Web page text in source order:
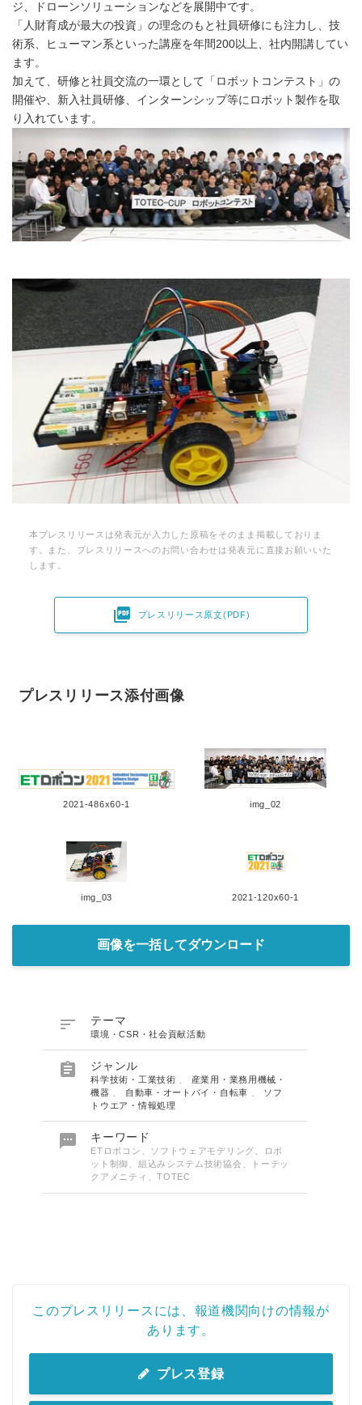
ジ、ドローンソリューションなどを展開中です。
「人財育成が最大の投資」の理念のもと社員研修にも注力し、技
術系、ヒューマン系といった講座を年間200以上、社内開講してい
ます。
加えて、研修と社員交流の一環として「ロボットコンテスト」の
開催や、新入社員研修、インターンシップ等にロボット製作を取
り入れています。
本プレスリリースは発表元が入力した原稿をそのまま掲載しておりま
す。また、プレスリリースへのお問い合わせは発表元に直接お願いいた
します。
 プレスリリース原文(PDF)
プレスリリース添付画像
2021-486x60-1 img_02
img_03 2021-120x60-1
画像を一括してダウンロード
 テーマ
環境・CSR・社会貢献活動
 ジャンル
科学技術・工業技術
産業用・業務用機械・
機器
自動車・オートバイ・自転車
ソフ
トウエア・情報処理
 キーワード
ETロボコン、ソフトウェアモデリング、ロボ
ット制御、組込みシステム技術協会、トーテッ
クアメニティ、TOTEC
このプレスリリースには、報道機関向けの情報が
あります。
プレス登録